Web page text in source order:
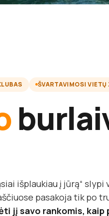
ŠVARTAVIMOSI VIETŲ
išplaukiau į jūrą“ slypi
pasakoja tik po
jį savo rankomis, kaip